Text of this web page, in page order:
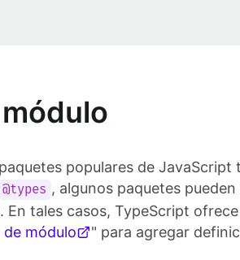
populares de
@types , algunos paquetes
En tales casos, TypeScript
módulo
" para agregar